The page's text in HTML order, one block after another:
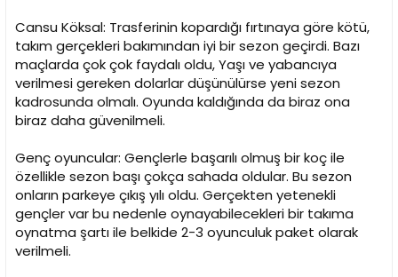
Cansu Köksal: Trasferinin kopardığı fırtınaya göre kötü,
takım gerçekleri bakımından iyi bir sezon geçirdi. Bazı
maçlarda çok çok faydalı oldu, Yaşı ve yabancıya
verilmesi gereken dolarlar düşünülürse yeni sezon
kadrosunda olmalı. Oyunda kaldığında da biraz ona
biraz daha güvenilmeli.
Genç oyuncular: Gençlerle başarılı olmuş bir koç ile
özellikle sezon başı çokça sahada oldular. Bu sezon
onların parkeye çıkış yılı oldu. Gerçekten yetenekli
gençler var bu nedenle oynayabilecekleri bir takıma
oynatma şartı ile belkide 2-3 oyunculuk paket olarak
verilmeli.